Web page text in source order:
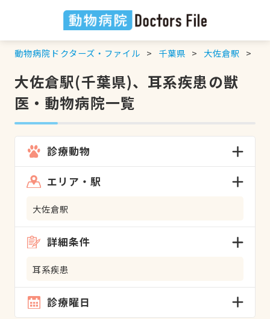
動物病院ドクターズ・ファイル 千葉県 大佐倉駅
大佐倉駅(千葉県)、耳系疾患の獣
医・動物病院一覧
診療動物
エリア・駅
大佐倉駅
詳細条件
耳系疾患
診療曜日